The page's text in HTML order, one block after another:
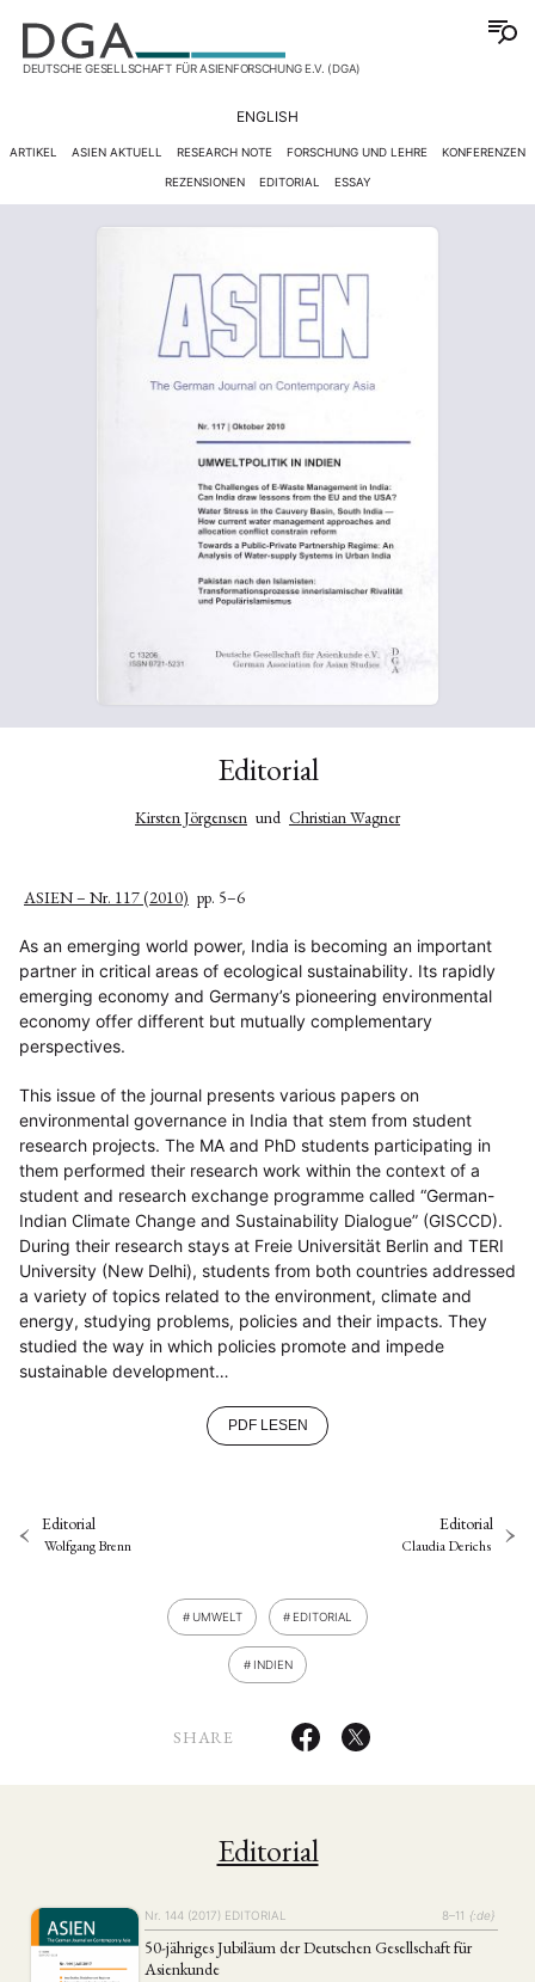
DEUTSCHE GESELLSCHAFT FÜR ASIENFORSCHUNG E.V. (DGA)
ENGLISH
ARTIKEL ASIEN AKTUELL RESEARCH NOTE FORSCHUNG UND LEHRE KONFERENZEN
REZENSIONEN EDITORIAL ESSAY
Editorial
Kirsten Jörgensen und Christian Wagner
ASIEN – Nr. 117 (2010) pp. 5–6
As an emerging world power, India is becoming an important
partner in critical areas of ecological sustainability. Its rapidly
emerging economy and Germany’s pioneering environmental
economy offer different but mutually complementary
perspectives.
This issue of the journal presents various papers on
environmental governance in India that stem from student
research projects. The MA and PhD students participating in
them performed their research work within the context of a
student and research exchange programme called “German-
Indian Climate Change and Sustainability Dialogue” (GISCCD).
During their research stays at Freie Universität Berlin and TERI
University (New Delhi), students from both countries addressed
a variety of topics related to the environment, climate and
energy, studying problems, policies and their impacts. They
studied the way in which policies promote and impede
sustainable development…
PDF LESEN
Editorial
Wolfgang Brenn
Editorial
Claudia Derichs
UMWELT EDITORIAL
INDIEN
SHARE
Editorial
Nr. 144 (2017) EDITORIAL 8–11 {:de}
50-jähriges Jubiläum der Deutschen Gesellschaft für
Asienkunde